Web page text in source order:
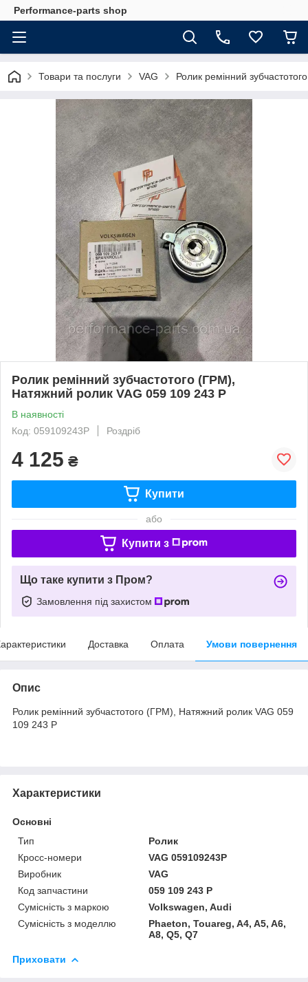
Performance-parts shop
Товари та послуги VAG Ролик ремінний
Ролик ремінний зубчастотого (ГРМ),
Натяжний ролик VAG 059 109 243 P
В наявності
Код: 059109243P
Роздріб
4 125 ₴
Купити
або
Купити з
Що таке купити з Пром?
Замовлення під захистом
Доставка Оплата Умови повернення
Опис
Ролик ремінний зубчастотого (ГРМ), Натяжний ролик VAG 059
109 243 P
Характеристики
Основні
Тип
Ролик
Кросс-номери
VAG 059109243P
Виробник
VAG
Код запчастини
059 109 243 P
Сумісність з маркою
Volkswagen, Audi
Сумісність з моделлю
Phaeton, Touareg, A4, A5, A6,
A8, Q5, Q7
Приховати